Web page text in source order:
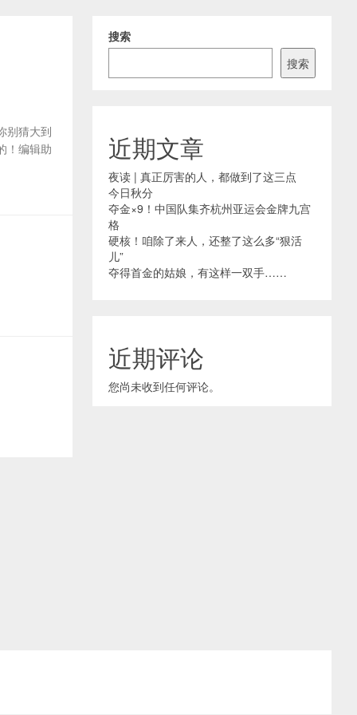
别猜大到
！编辑助
搜索
搜索
近期文章
夜读 | 真正厉害的人，都做到了这三点
今日秋分
夺金×9！中国队集齐杭州亚运会金牌九宫
格
硬核！咱除了来人，还整了这么多“狠活
儿”
夺得首金的姑娘，有这样一双手……
近期评论
您尚未收到任何评论。